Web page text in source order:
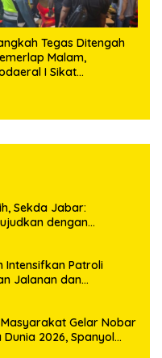
Tegas Ditengah
Malam,
I Sikat
Sekda Jabar:
dengan
Intensifkan Patroli
Jalanan dan
Gelar Nobar
2026, Spanyol